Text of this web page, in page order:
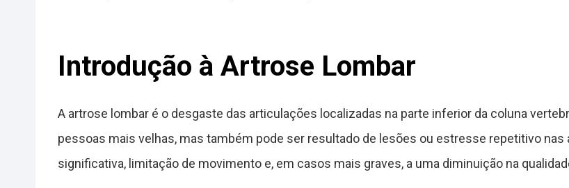
Introdução à Artrose Lombar
A artrose lombar é o desgaste das articulações localizadas na parte inferior da coluna
pessoas mais velhas, mas também pode ser resultado de lesões ou estresse repetitivo nas
significativa, limitação de movimento e, em casos mais graves, a uma diminuição na